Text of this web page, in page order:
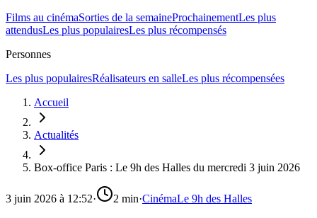
Films au cinémaSorties de la semaineProchainementLes plus
attendusLes plus populairesLes plus récompensés
Personnes
Les plus populairesRéalisateurs en salleLes plus récompensées
Accueil
Actualités
Box-office Paris : Le 9h des Halles du mercredi 3 juin 2026
3 juin 2026 à 12:52· 2 min·CinémaLe 9h des Halles